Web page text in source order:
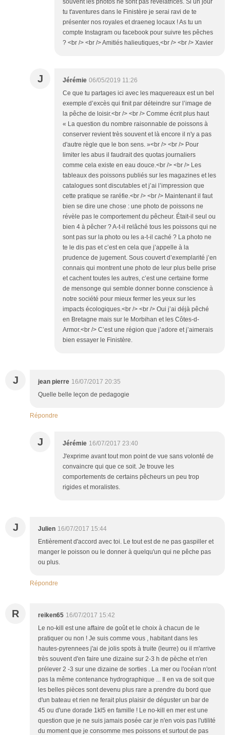
souvent les photos ne sont pas révélatrices. Si un jour
tu t'aventures dans le Finistère je serai ravi de te
présenter nos royales et draeneg locaux ! As tu un
compte Instagram ou facebook pour suivre tes pêches
? <br /> <br /> Amitiés halieutiques,<br /> <br /> Xavier
J Jérémie 06/05/2019 11:26
Ce que tu partages ici avec les maquereaux est un bel
exemple d’excès qui finit par déteindre sur l’image de
la pêche de loisir.<br /> <br /> Comme écrit plus haut
« La question du nombre raisonnable de poissons à
conserver revient très souvent et là encore il n'y a pas
d'autre règle que le bon sens. »<br /> <br /> Pour
limiter les abus il faudrait des quotas journaliers
comme cela existe en eau douce.<br /> <br /> Les
tableaux des poissons publiés sur les magazines et les
catalogues sont discutables et j’ai l’impression que
cette pratique se raréfie.<br /> <br /> Maintenant il faut
bien se dire une chose : une photo de poissons ne
révèle pas le comportement du pêcheur. Était-il seul ou
bien 4 à pêcher ? A-t-il relâché tous les poissons qui ne
sont pas sur la photo ou les a-t-il caché ? La photo ne
te le dis pas et c’est en cela que j’appelle à la
prudence de jugement. Sous couvert d’exemplarité j’en
connais qui montrent une photo de leur plus belle prise
et cachent toutes les autres, c’est une certaine forme
de mensonge qui semble donner bonne conscience à
notre société pour mieux fermer les yeux sur les
impacts écologiques.<br /> <br /> Oui j’ai déjà pêché
en Bretagne mais sur le Morbihan et les Côtes-d-
Armor.<br /> C’est une région que j’adore et j’aimerais
bien essayer le Finistère.
J jean pierre 16/07/2017 20:35
Quelle belle leçon de pedagogie
Répondre
J Jérémie 16/07/2017 23:40
J'exprime avant tout mon point de vue sans volonté de
convaincre qui que ce soit. Je trouve les
comportements de certains pêcheurs un peu trop
rigides et moralistes.
J Julien 16/07/2017 15:44
Entièrement d'accord avec toi. Le tout est de ne pas gaspiller et
manger le poisson ou le donner à quelqu'un qui ne pêche pas
ou plus.
Répondre
R reiken65 16/07/2017 15:42
Le no-kill est une affaire de goût et le choix à chacun de le
pratiquer ou non ! Je suis comme vous , habitant dans les
hautes-pyrennees j'ai de jolis spots à truite (leurre) ou il m'arrive
très souvent d'en faire une dizaine sur 2-3 h de pèche et n'en
prélever 2 -3 sur une dizaine de sorties . La mer ou l'océan n'ont
pas la même contenance hydrographique ... Il en va de soit que
les belles pièces sont devenu plus rare a prendre du bord que
d'un bateau et rien ne ferait plus plaisir de déguster un bar de
45 ou d'une dorade 1kl5 en famille ! Le no-kill en mer est une
question que je ne suis jamais posée car je n'en vois pas l'utilité
du moment que je consomme mes poissons et surtout de pas